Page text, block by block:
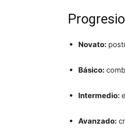
Novato:
Básico:
Intermedio:
Avanzado: